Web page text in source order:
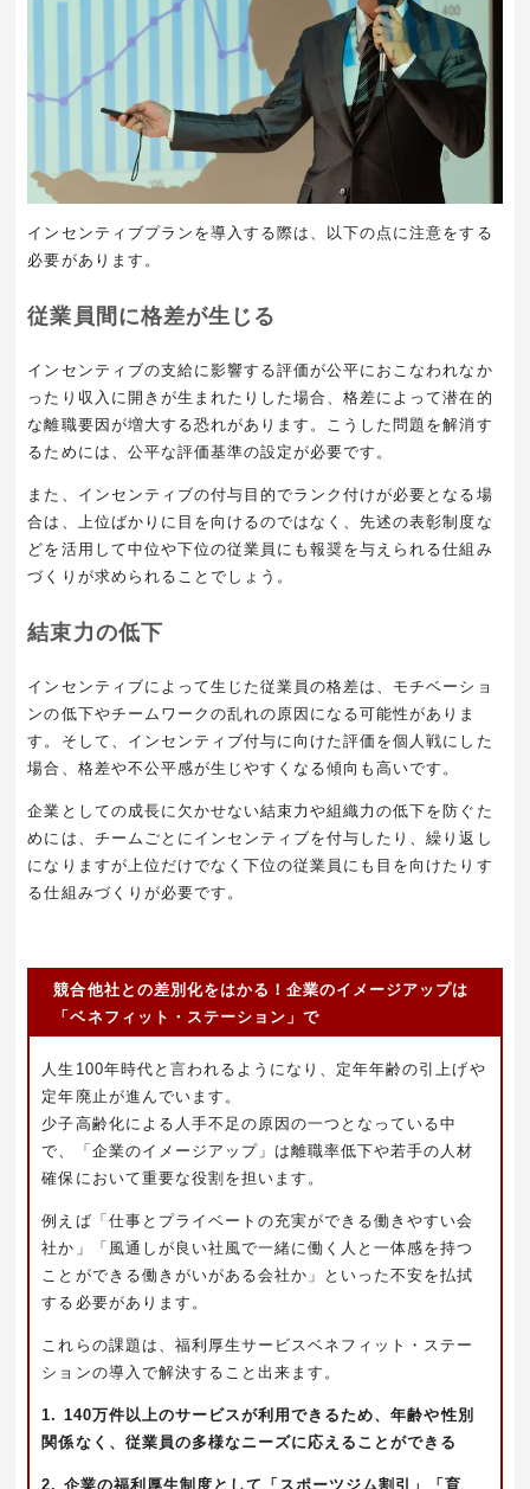
インセンティブプランを導入する際は、以下の点に注意をする
必要があります。
従業員間に格差が生じる
インセンティブの支給に影響する評価が公平におこなわれなか
ったり収入に開きが生まれたりした場合、格差によって潜在的
な離職要因が増大する恐れがあります。こうした問題を解消す
るためには、公平な評価基準の設定が必要です。
また、インセンティブの付与目的でランク付けが必要となる場
合は、上位ばかりに目を向けるのではなく、先述の表彰制度な
どを活用して中位や下位の従業員にも報奨を与えられる仕組み
づくりが求められることでしょう。
結束力の低下
インセンティブによって生じた従業員の格差は、モチベーショ
ンの低下やチームワークの乱れの原因になる可能性がありま
す。そして、インセンティブ付与に向けた評価を個人戦にした
場合、格差や不公平感が生じやすくなる傾向も高いです。
企業としての成長に欠かせない結束力や組織力の低下を防ぐた
めには、チームごとにインセンティブを付与したり、繰り返し
になりますが上位だけでなく下位の従業員にも目を向けたりす
る仕組みづくりが必要です。
競合他社との差別化をはかる！企業のイメージアップは
「ベネフィット・ステーション」で
人生100年時代と言われるようになり、定年年齢の引上げや
定年廃止が進んでいます。
少子高齢化による人手不足の原因の一つとなっている中
で、「企業のイメージアップ」は離職率低下や若手の人材
確保において重要な役割を担います。
例えば「仕事とプライベートの充実ができる働きやすい会
社か」「風通しが良い社風で一緒に働く人と一体感を持つ
ことができる働きがいがある会社か」といった不安を払拭
する必要があります。
これらの課題は、福利厚生サービスベネフィット・ステー
ションの導入で解決すること出来ます。
1. 140万件以上のサービスが利用できるため、年齢や性別
関係なく、従業員の多様なニーズに応えることができる
2. 企業の福利厚生制度として「スポーツジム割引」「育